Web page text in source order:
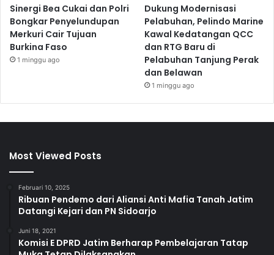
Sinergi Bea Cukai dan Polri
Bongkar Penyelundupan
Merkuri Cair Tujuan
Burkina Faso
1 minggu ago
Dukung Modernisasi
Pelabuhan, Pelindo Marine
Kawal Kedatangan QCC
dan RTG Baru di
Pelabuhan Tanjung Perak
dan Belawan
1 minggu ago
Most Viewed Posts
Februari 10, 2025
Ribuan Pendemo dari Aliansi Anti Mafia Tanah Jatim
Datangi Kejari dan PN Sidoarjo
Juni 18, 2021
Komisi E DPRD Jatim Berharap Pembelajaran Tatap